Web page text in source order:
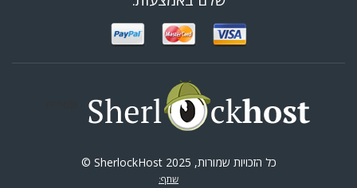
כל הזכויות שמורות, SherlockHost 2025 ©
שתף: